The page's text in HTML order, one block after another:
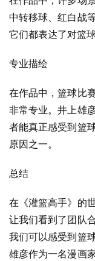
中转移球、红白战
它们都表达了对篮
专业描绘
在作品中，篮球比
非常专业。井上雄
者能真正感受到篮
原因之一。
总结
在《灌篮高手》的
让我们看到了团队
我们可以感受到篮
雄彦作为一名漫画